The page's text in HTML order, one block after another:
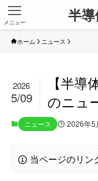
半
メニュー
ホーム ニュース
【半
のニュ
2026
5/09
ニュース 2026年5
当ページのリン